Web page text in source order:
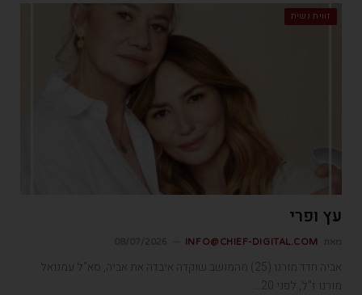
זווית נשית
עץ ופרי
INFO@CHIEF-DIGITAL.COM
אביה חדד מורנו (25) מהמושב שוקדה איבדה את אביה, סא"ל עמנואל
מורנו ז"ל, לפני 20…